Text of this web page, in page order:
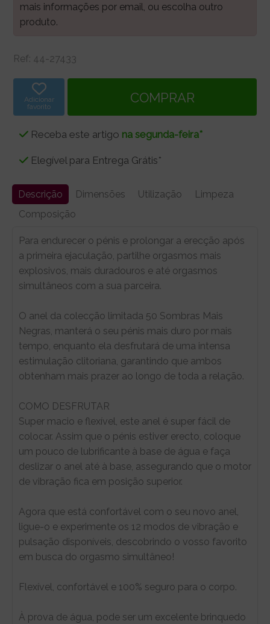
mais informações por email, ou escolha outro
produto.
Ref: 44-27433
Adicionar
favorito
Receba este artigo na segunda-feira*
Elegível para Entrega Grátis*
Descrição Dimensões Utilização
Limpeza
Composição
Para endurecer o pénis e prolongar a erecção após
a primeira ejaculação, partilhe orgasmos mais
explosivos, mais duradouros e até orgasmos
simultâneos com a sua parceira.
O anel da colecção limitada 50 Sombras Mais
Negras, manterá o seu pénis mais duro por mais
tempo, enquanto ela desfrutará de uma intensa
estimulação clitoriana, garantindo que ambos
obtenham mais prazer ao longo de toda a relação.
COMO DESFRUTAR
Super macio e flexível, este anel é super fácil de
colocar. Assim que o pénis estiver erecto, coloque
um pouco de lubrificante à base de água e faça
deslizar o anel até à base, assegurando que o motor
de vibração fica em posição superior.
Agora que está confortável com o seu novo anel,
ligue-o e experimente os 12 modos de vibração e
pulsação disponíveis, descobrindo o vosso favorito
em busca do orgasmo simultâneo!
Flexível, confortável e 100% seguro para o corpo.
À prova de água, pode ser um excelente brinquedo